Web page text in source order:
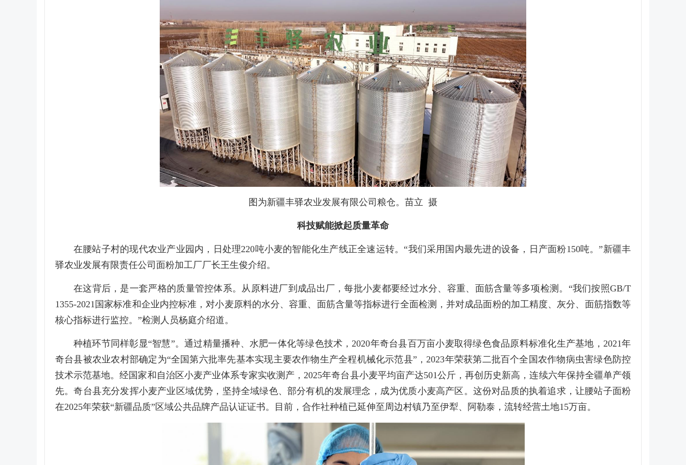
图为新疆丰驿农业发展有限公司粮仓。苗立 摄
科技赋能掀起质量革命
在腰站子村的现代农业产业园内，日处理220吨小麦的智能化生产线正全速运转。“我们采用国内最先进的设备，日产面粉150吨。”新疆丰
驿农业发展有限责任公司面粉加工厂厂长王生俊介绍。
在这背后，是一套严格的质量管控体系。从原料进厂到成品出厂，每批小麦都要经过水分、容重、面筋含量等多项检测。“我们按照GB/T
1355-2021国家标准和企业内控标准，对小麦原料的水分、容重、面筋含量等指标进行全面检测，并对成品面粉的加工精度、灰分、面筋指数等
核心指标进行监控。”检测人员杨庭介绍道。
种植环节同样彰显“智慧”。通过精量播种、水肥一体化等绿色技术，2020年奇台县百万亩小麦取得绿色食品原料标准化生产基地，2021年
奇台县被农业农村部确定为“全国第六批率先基本实现主要农作物生产全程机械化示范县”，2023年荣获第二批百个全国农作物病虫害绿色防控
技术示范基地。经国家和自治区小麦产业体系专家实收测产，2025年奇台县小麦平均亩产达501公斤，再创历史新高，连续六年保持全疆单产领
先。奇台县充分发挥小麦产业区域优势，坚持全域绿色、部分有机的发展理念，成为优质小麦高产区。这份对品质的执着追求，让腰站子面粉
在2025年荣获“新疆品质”区域公共品牌产品认证证书。目前，合作社种植已延伸至周边村镇乃至伊犁、阿勒泰，流转经营土地15万亩。